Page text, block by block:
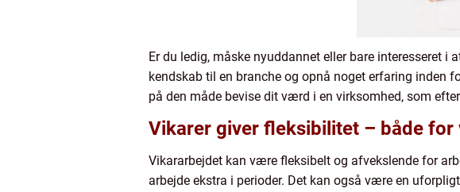
Er du ledig, måske nyuddannet eller bare interesseret
kendskab til en branche og opnå noget erfaring inden
på den måde bevise dit værd i en virksomhed, som
Vikarer giver fleksibilitet – både
Vikararbejdet kan være fleksibelt og afvekslende for
arbejde ekstra i perioder. Det kan også være en